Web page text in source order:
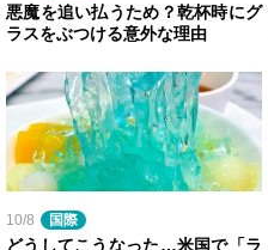
悪魔を追い払うため？乾杯時にグ
ラスをぶつける意外な理由
10/8 国際
どうしてこうなった…米国で「ラ